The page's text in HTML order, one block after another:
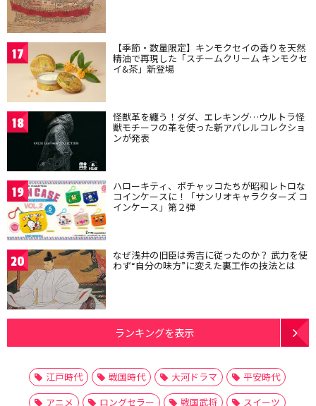
17 【季節・数量限定】キンモクセイの香りを天然
精油で再現した「スチームクリーム キンモクセ
イ&茶」新登場
18 怪獣革を纏う！ダダ、エレキング…ウルトラ怪
獣モチーフの革を使った新アパレルコレクショ
ンが発表
19 ハローキティ、ポチャッコたちが昭和レトロな
コインケースに！「サンリオキャラクターズ コ
インケース」第２弾
20 なぜ浅井の旧臣は秀吉に従ったのか？ 武力を使
わず“自分の味方”に変えた裏工作の技法とは
ランキングを表示
江戸時代 戦国時代 大河ドラマ
平安時代
アニメ
ロングセラー 戦国武将
スイーツ